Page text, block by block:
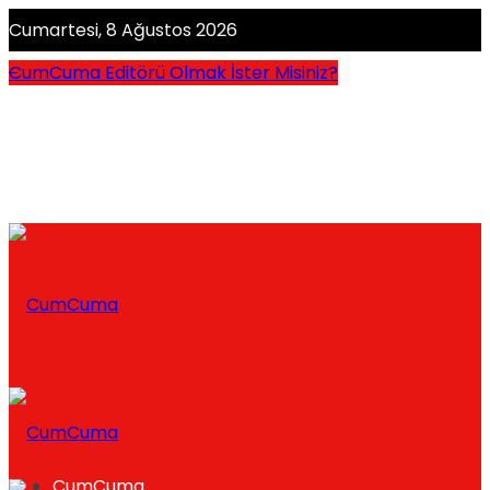
Cumartesi, 8 Ağustos 2026
CumCuma Editörü Olmak İster Misiniz?